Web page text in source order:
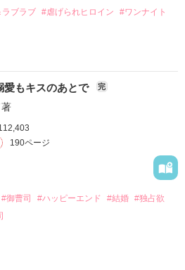
。
しまった。
った哲平は
』と真っ直ぐに告げてきた。
という気持ちを隠すことなく
がストーカー被害に
居を提案してきて――。
ブラブ #虐げられヒロイン
#ワンナイト
職場でうまくいかなかった梅田美
いたところ、日本人美青年と出会
の関係となる。
でワンナイトした美青年と再会。
財閥御曹司にも関わらず、一族を離
家、社内でも冷徹だと評判な社長
のだ――！
話係を命じられた美桜は、猫の世
の関係となってしまい――？
愛もキスのあとで 完
著
190ページ
#御曹司 #ハッピーエンド #結婚 #独占欲